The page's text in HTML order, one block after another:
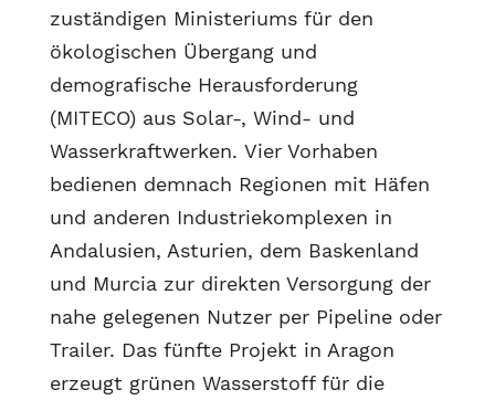
zuständigen Ministeriums für den
ökologischen Übergang und
demografische Herausforderung
(MITECO) aus Solar-, Wind- und
Wasserkraftwerken. Vier Vorhaben
bedienen demnach Regionen mit Häfen
und anderen Industriekomplexen in
Andalusien, Asturien, dem Baskenland
und Murcia zur direkten Versorgung der
nahe gelegenen Nutzer per Pipeline oder
Trailer. Das fünfte Projekt in Aragon
erzeugt grünen Wasserstoff für die